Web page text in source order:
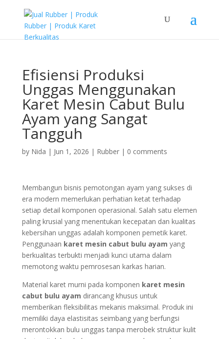
Efisiensi Produksi
Unggas Menggunakan
Karet Mesin Cabut Bulu
Ayam yang Sangat
Tangguh
by Nida | Jun 1, 2026 | Rubber| 0 comments
Membangun bisnis pemotongan ayam yang sukses di
era modern memerlukan perhatian ketat terhadap
setiap detail komponen operasional. Salah satu elemen
paling krusial yang menentukan kecepatan dan kualitas
kebersihan unggas adalah komponen pemetik karet.
Penggunaan karet mesin cabut bulu ayam yang
berkualitas terbukti menjadi kunci utama dalam
memotong waktu pemrosesan karkas harian.
Material karet murni pada komponen karet mesin
cabut bulu ayam dirancang khusus untuk
memberikan fleksibilitas mekanis maksimal. Produk ini
memiliki daya elastisitas seimbang yang berfungsi
merontokkan bulu unggas tanpa merobek struktur kulit